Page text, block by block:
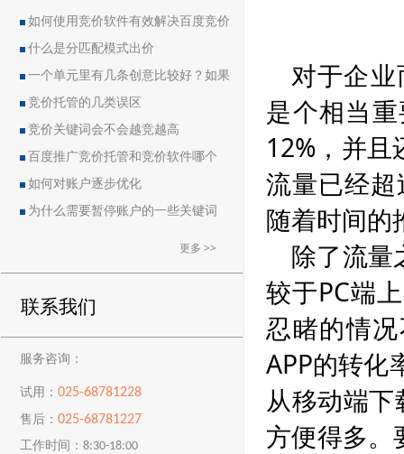
如何使用竞价软件有效解决百度竞价
中的恶点问题
什么是分匹配模式出价
一个单元里有几条创意比较好？如果
删除创意会导致账户流量突然下降吗？
竞价托管的几类误区
竞价关键词会不会越竞越高
百度推广竞价托管和竞价软件哪个
好？
如何对账户逐步优化
为什么需要暂停账户的一些关键词
更多 >>
联系我们
服务咨询：
试用：025-68781228
售后：025-68781227
工作时间：8:30-18:00
对于企
是个相当
12%，并且
流量已经
随着时间的
除了流量
较于PC端
忍睹的情
APP的转化
从移动端下
方便得多。